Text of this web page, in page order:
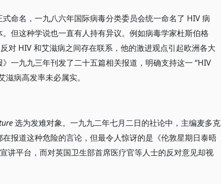
命名，一九八六年国际病毒分类委员会统一命名了 HIV 病
但这种学说也一直有人持有异议。例如病毒学家杜斯伯格
对 HIV 和艾滋病之间存在联系，他的激进观点引起欧洲各大
一九九三年刊发了二十五篇相关报道，明确支持这一 “HIV
病高发率未必属实。
选为发难对象。一九九二年七月二日的社论中，主编麦多克
报道这种危险的言论，但最令人惊讶的是《伦敦星期日泰晤
讲平台，而对英国卫生部首席医疗官等人士的反对意见却视